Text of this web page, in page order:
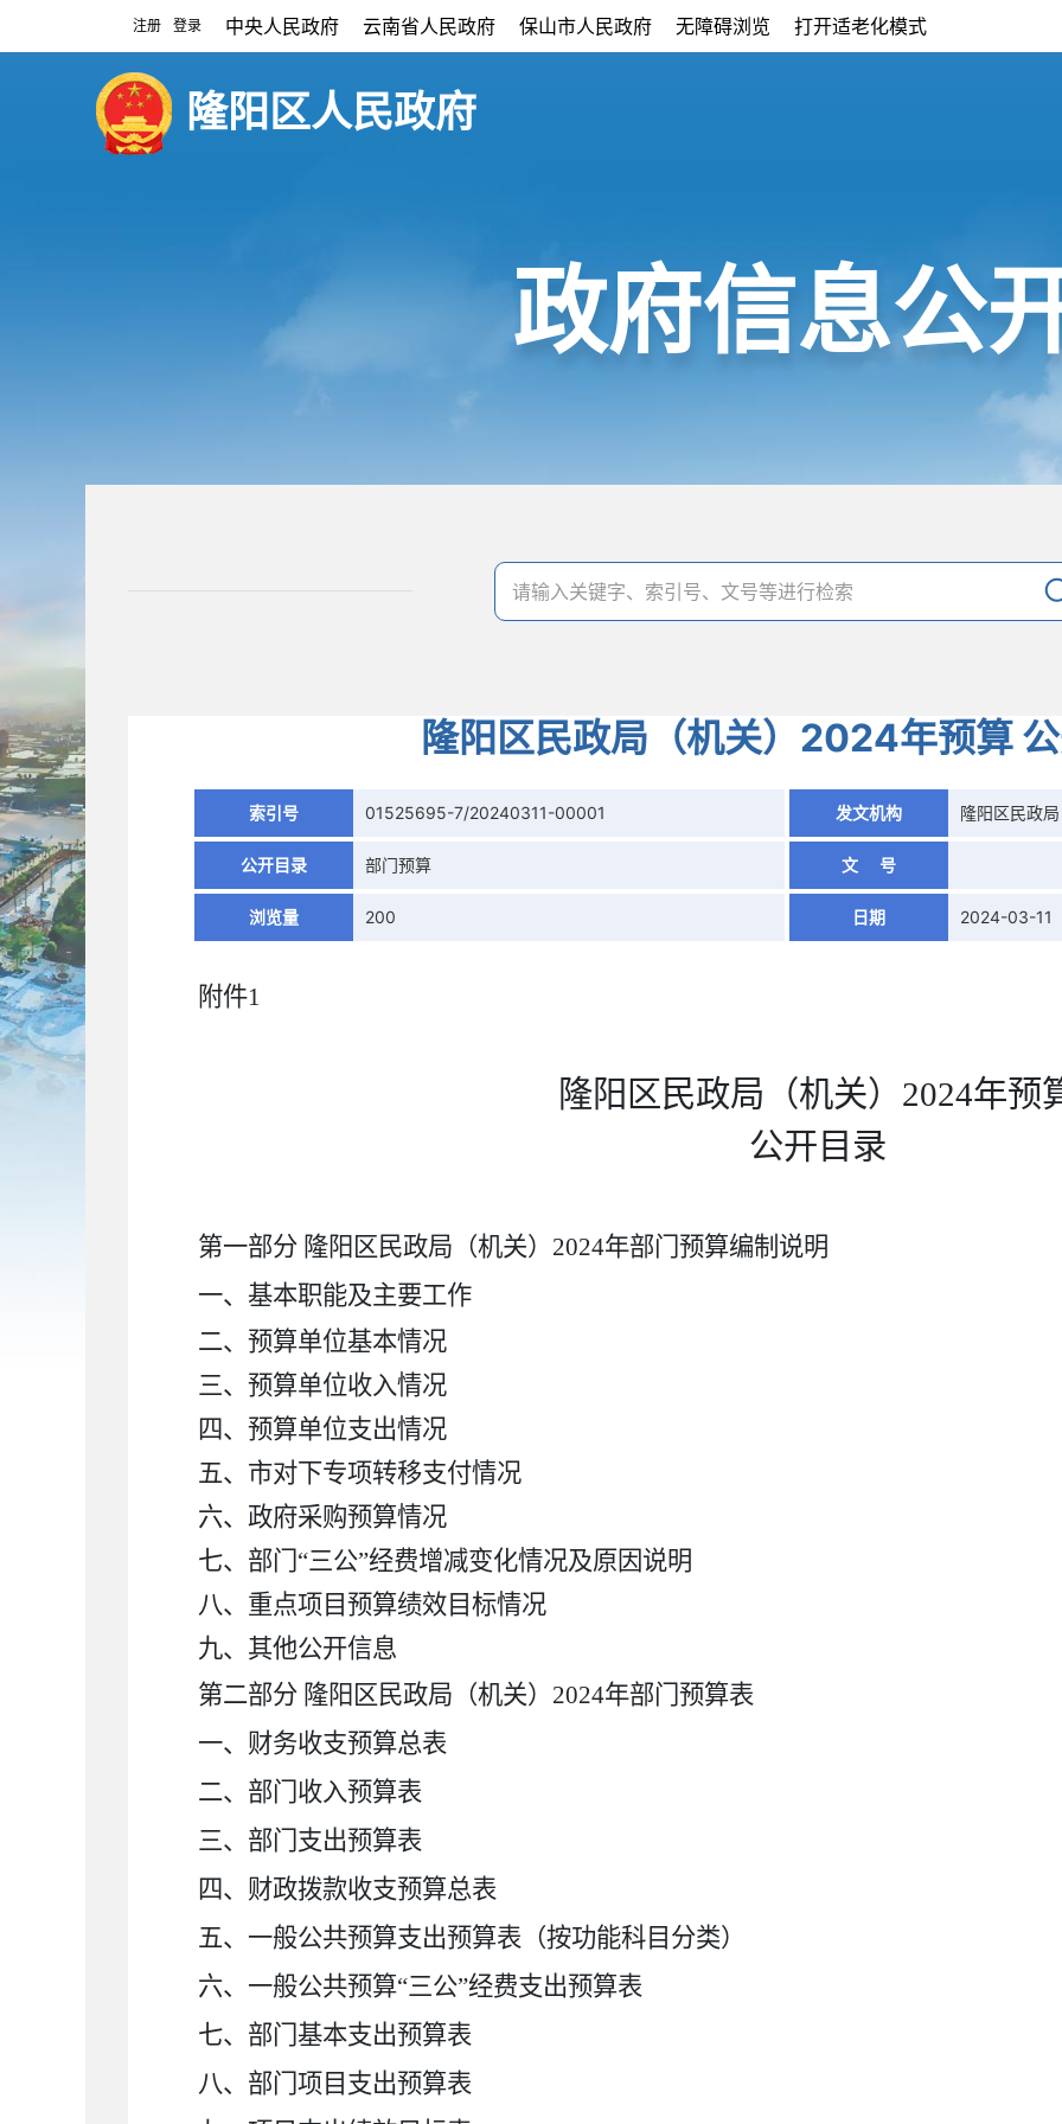
注册 登录 中央人民政府 云南省人民政府 保山市人民政府 无障碍浏览 打开适老化模式
隆阳区人民政府
政府信息公
隆阳区民政局（机关）2024年预算
索引号 01525695-7/20240311-00001 发文机构 隆阳区民政局
公开目录 部门预算 文 号
浏览量 200 日期 2024-03-11
附件1
隆阳区民政局（机关）2024年预
公开目录
第一部分 隆阳区民政局（机关）2024年部门预算编制说明
一、基本职能及主要工作
二、预算单位基本情况
三、预算单位收入情况
四、预算单位支出情况
五、市对下专项转移支付情况
六、政府采购预算情况
七、部门“三公”经费增减变化情况及原因说明
八、重点项目预算绩效目标情况
九、其他公开信息
第二部分 隆阳区民政局（机关）2024年部门预算表
一、财务收支预算总表
二、部门收入预算表
三、部门支出预算表
四、财政拨款收支预算总表
五、一般公共预算支出预算表（按功能科目分类）
六、一般公共预算“三公”经费支出预算表
七、部门基本支出预算表
八、部门项目支出预算表